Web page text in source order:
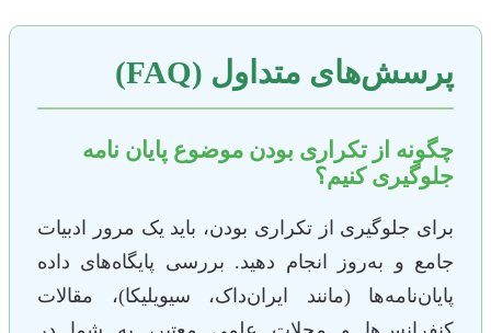
پرسش‌های متداول (FAQ)
چگونه از تکراری بودن موضوع پایان نامه
جلوگیری کنیم؟
برای جلوگیری از تکراری بودن، باید یک مرور ادبیات
جامع و به‌روز انجام دهید. بررسی پایگاه‌های داده
پایان‌نامه‌ها (مانند ایران‌داک، سیویلیکا)، مقالات